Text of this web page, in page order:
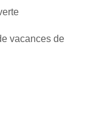
vacances de